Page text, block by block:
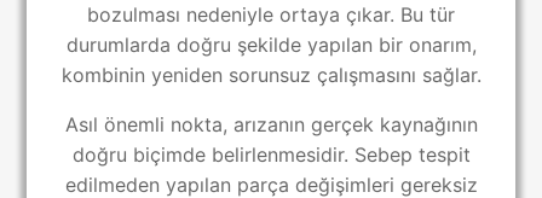
bozulması nedeniyle ortaya çıkar. Bu tür
durumlarda doğru şekilde yapılan bir onarım,
kombinin yeniden sorunsuz çalışmasını sağlar.
Asıl önemli nokta, arızanın gerçek kaynağının
doğru biçimde belirlenmesidir. Sebep tespit
edilmeden yapılan parça değişimleri gereksiz